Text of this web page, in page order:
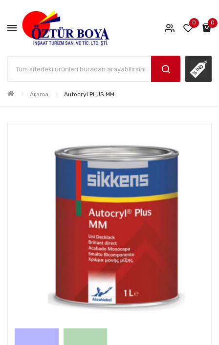
0 0
Arama Autocryl PLUS MM